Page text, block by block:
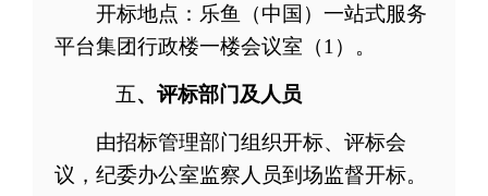
开标地点：乐鱼（中国）一站式服务
平台集团行政楼一楼会议室 （1 ） 。
五、 评标部门及人员
由招标管理部门组织开标、评标会
议，纪委办公室监察 人员到场监督开标。